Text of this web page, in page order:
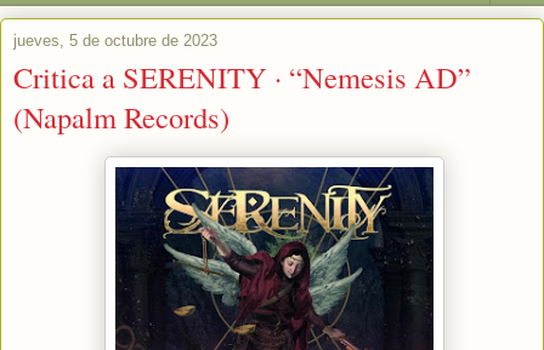
jueves, 5 de octubre de 2023
Critica a SERENITY · “Nemesis AD”
(Napalm Records)